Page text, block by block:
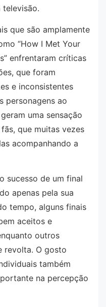
que são amplamente
“How I Met Your
enfrentaram críticas
que foram
e inconsistentes
personagens ao
uma sensação
que muitas vezes
acompanhando a
sucesso de um final
apenas pela sua
tempo, alguns finais
aceitos e
outros
revolta. O gosto
também
na percepção